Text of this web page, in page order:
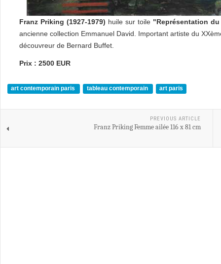
Franz Priking (1927-1979) huile sur toile "Représentation
ancienne collection Emmanuel David. Important artiste du
découvreur de Bernard Buffet.
Prix : 2500 EUR
art contemporain paris tableau contemporain art paris
PREVIOUS ARTICLE
Franz Priking Femme ailée 116 x 81 cm